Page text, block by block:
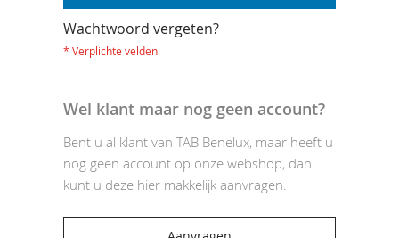
Wachtwoord vergeten?
Wel klant maar nog geen account?
Bent u al klant van TAB Benelux, maar heeft u
nog geen account op onze webshop, dan
kunt u deze hier makkelijk aanvragen.